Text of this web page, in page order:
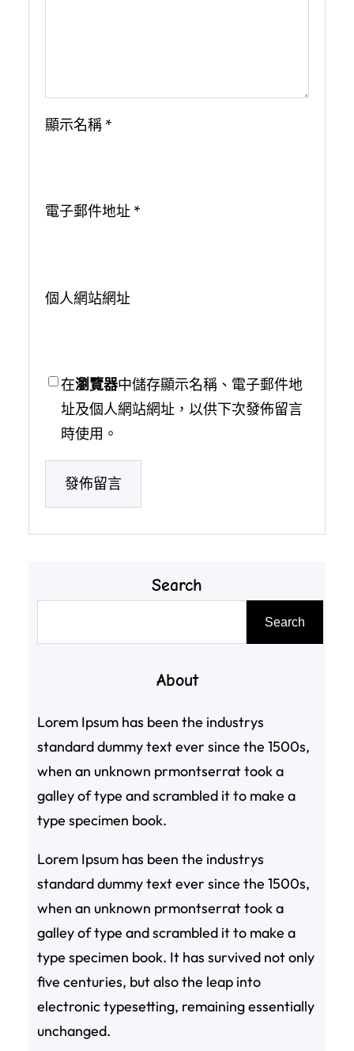
顯示名稱 *
電子郵件地址 *
個人網站網址
在瀏覽器中儲存顯示名稱、電子郵件地
址及個人網站網址，以供下次發佈留言
時使用。
Search
Search
About
Lorem Ipsum has been the industrys
standard dummy text ever since the 1500s,
when an unknown prmontserrat took a
galley of type and scrambled it to make a
type specimen book.
Lorem Ipsum has been the industrys
standard dummy text ever since the 1500s,
when an unknown prmontserrat took a
galley of type and scrambled it to make a
type specimen book. It has survived not only
five centuries, but also the leap into
electronic typesetting, remaining essentially
unchanged.